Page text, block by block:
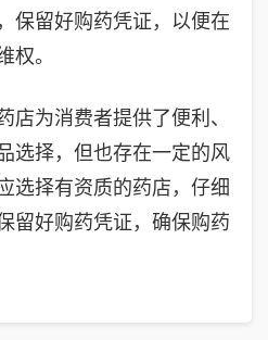
保留好购药凭证，以便在
权。
店为消费者提供了便利、
选择，但也存在一定的风
选择有资质的药店，仔细
留好购药凭证，确保购药